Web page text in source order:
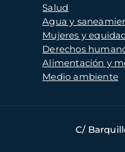
Salud
Agua y
Mujeres y
Derechos
Alimentación y
Medio ambiente
C/